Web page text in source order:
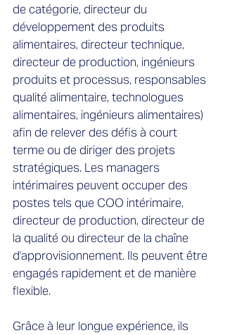
de catégorie, directeur du
développement des produits
alimentaires, directeur technique,
directeur de production, ingénieurs
produits et processus, responsables
qualité alimentaire, technologues
alimentaires, ingénieurs alimentaires)
afin de relever des défis à court
terme ou de diriger des projets
stratégiques. Les managers
intérimaires peuvent occuper des
postes tels que COO intérimaire,
directeur de production, directeur de
la qualité ou directeur de la chaîne
d'approvisionnement. Ils peuvent être
engagés rapidement et de manière
flexible.
Grâce à leur longue expérience, ils